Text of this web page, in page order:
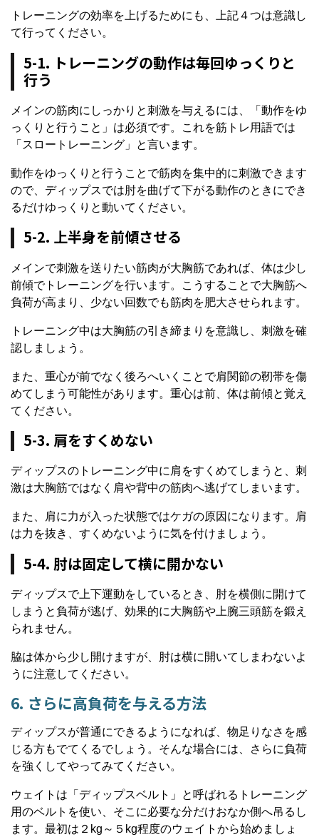
トレーニングの効率を上げるためにも、上記４つは意識し
て行ってください。
5-1. トレーニングの動作は毎回ゆっくりと
行う
メインの筋肉にしっかりと刺激を与えるには、「動作をゆ
っくりと行うこと」は必須です。これを筋トレ用語では
「スロートレーニング」と言います。
動作をゆっくりと行うことで筋肉を集中的に刺激できます
ので、ディップスでは肘を曲げて下がる動作のときにでき
るだけゆっくりと動いてください。
5-2. 上半身を前傾させる
メインで刺激を送りたい筋肉が大胸筋であれば、体は少し
前傾でトレーニングを行います。こうすることで大胸筋へ
負荷が高まり、少ない回数でも筋肉を肥大させられます。
トレーニング中は大胸筋の引き締まりを意識し、刺激を確
認しましょう。
また、重心が前でなく後ろへいくことで肩関節の靭帯を傷
めてしまう可能性があります。重心は前、体は前傾と覚え
てください。
5-3. 肩をすくめない
ディップスのトレーニング中に肩をすくめてしまうと、刺
激は大胸筋ではなく肩や背中の筋肉へ逃げてしまいます。
また、肩に力が入った状態ではケガの原因になります。肩
は力を抜き、すくめないように気を付けましょう。
5-4. 肘は固定して横に開かない
ディップスで上下運動をしているとき、肘を横側に開けて
しまうと負荷が逃げ、効果的に大胸筋や上腕三頭筋を鍛え
られません。
脇は体から少し開けますが、肘は横に開いてしまわないよ
うに注意してください。
6. さらに高負荷を与える方法
ディップスが普通にできるようになれば、物足りなさを感
じる方もでてくるでしょう。そんな場合には、さらに負荷
を強くしてやってみてください。
ウェイトは「ディップスベルト」と呼ばれるトレーニング
用のベルトを使い、そこに必要な分だけおなか側へ吊るし
ます。最初は２kg～５kg程度のウェイトから始めましょ